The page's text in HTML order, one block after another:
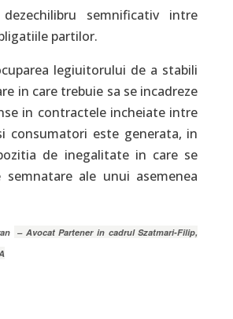
semnificativ intre
partilor.
legiuitorului de a stabili
in care trebuie sa se incadreze
in contractele incheiate intre
consumatori este generata, in
de inegalitate in care se
semnatare ale unui asemenea
– Avocat Partener in cadrul Szatmari-Filip,